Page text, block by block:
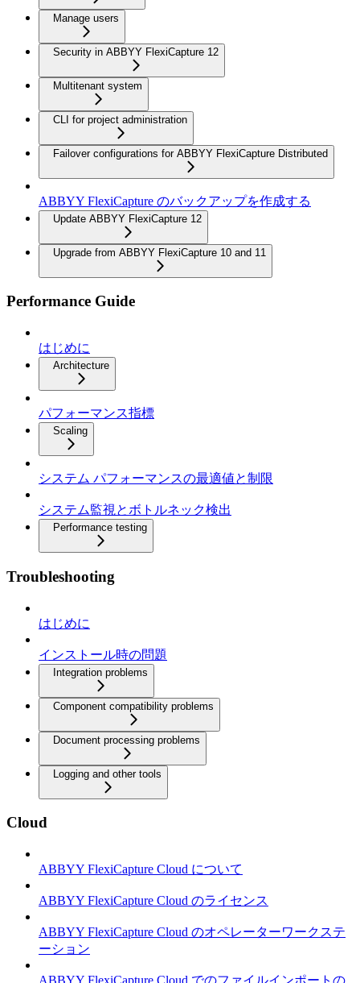
Manage users
Security in ABBYY FlexiCapture 12
Multitenant system
CLI for project administration
Failover configurations for ABBYY FlexiCapture Distributed
ABBYY FlexiCapture のバックアップを作成する
Update ABBYY FlexiCapture 12
Upgrade from ABBYY FlexiCapture 10 and 11
Performance Guide
はじめに
Architecture
パフォーマンス指標
Scaling
システム パフォーマンスの最適値と制限
システム監視とボトルネック検出
Performance testing
Troubleshooting
はじめに
インストール時の問題
Integration problems
Component compatibility problems
Document processing problems
Logging and other tools
Cloud
ABBYY FlexiCapture Cloud について
ABBYY FlexiCapture Cloud のライセンス
ABBYY FlexiCapture Cloud のオペレーターワークステ
ーション
ABBYY FlexiCapture Cloud でのファイルインポートの